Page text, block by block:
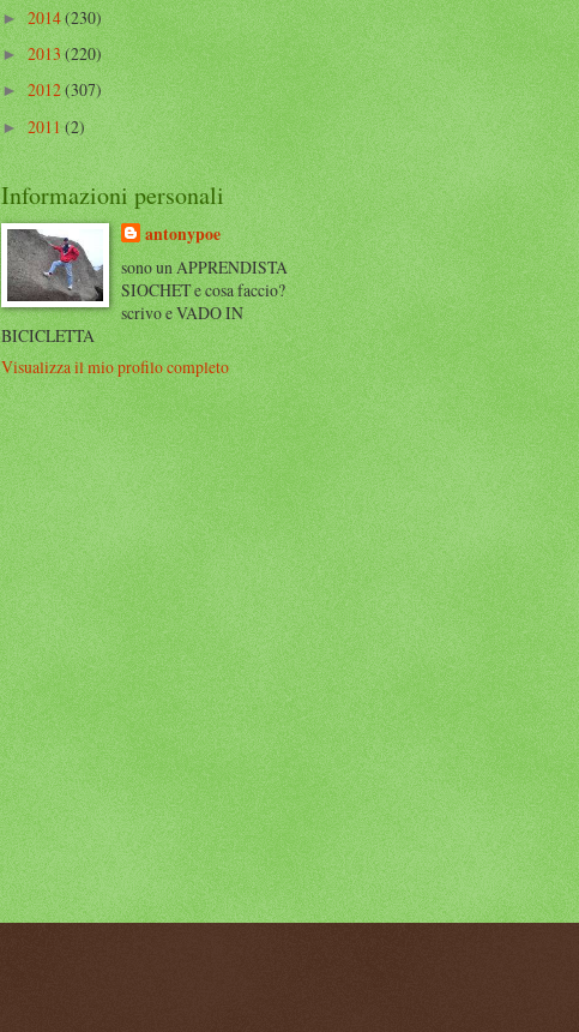
►2014(230)
►2013(220)
►2012(307)
►2011(2)
Informazioni personali
antonypoe
sono un APPRENDISTA
SIOCHET e cosa faccio?
scrivo e VADO IN
BICICLETTA
Visualizza il mio profilo completo